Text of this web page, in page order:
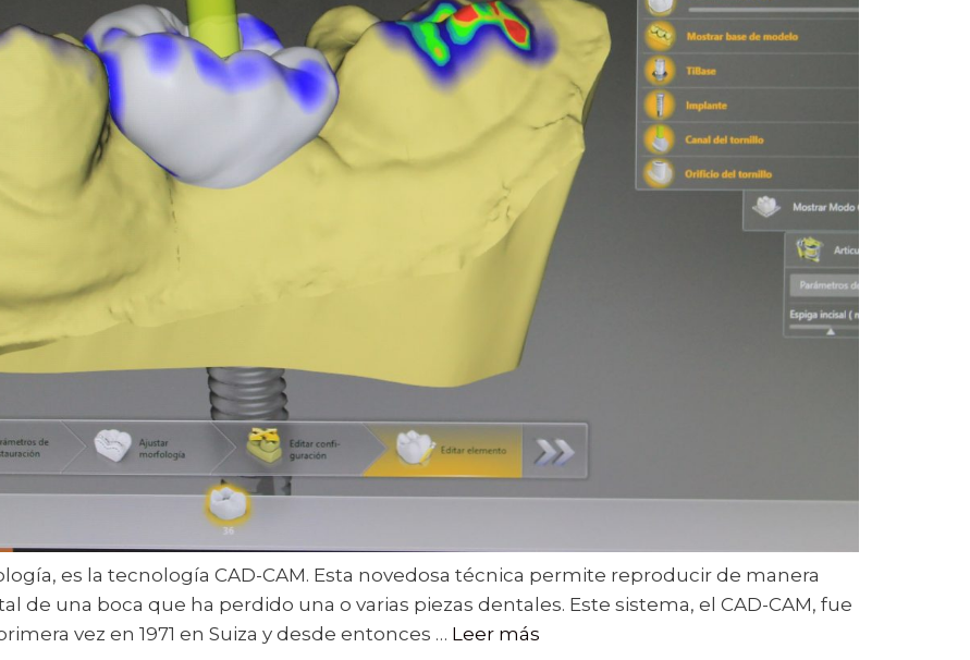
es la tecnología CAD-CAM. Esta novedosa técnica permite reproducir de manera
de una boca que ha perdido una o varias piezas dentales. Este sistema, el CAD-CAM, fue
vez en 1971 en Suiza y desde entonces … Leer más